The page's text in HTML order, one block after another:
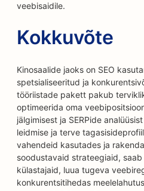
veebisaidile.
Kokkuvõte
Kinosaalide jaoks on SEO
spetsialiseeritud ja
tööriistade pakett pakub
optimeerida oma
jälgimisest ja SERPide
leidmise ja terve
vahendeid kasutades ja
soodustavaid strateegiaid,
külastajaid, luua tugeva
konkurentsitihedas